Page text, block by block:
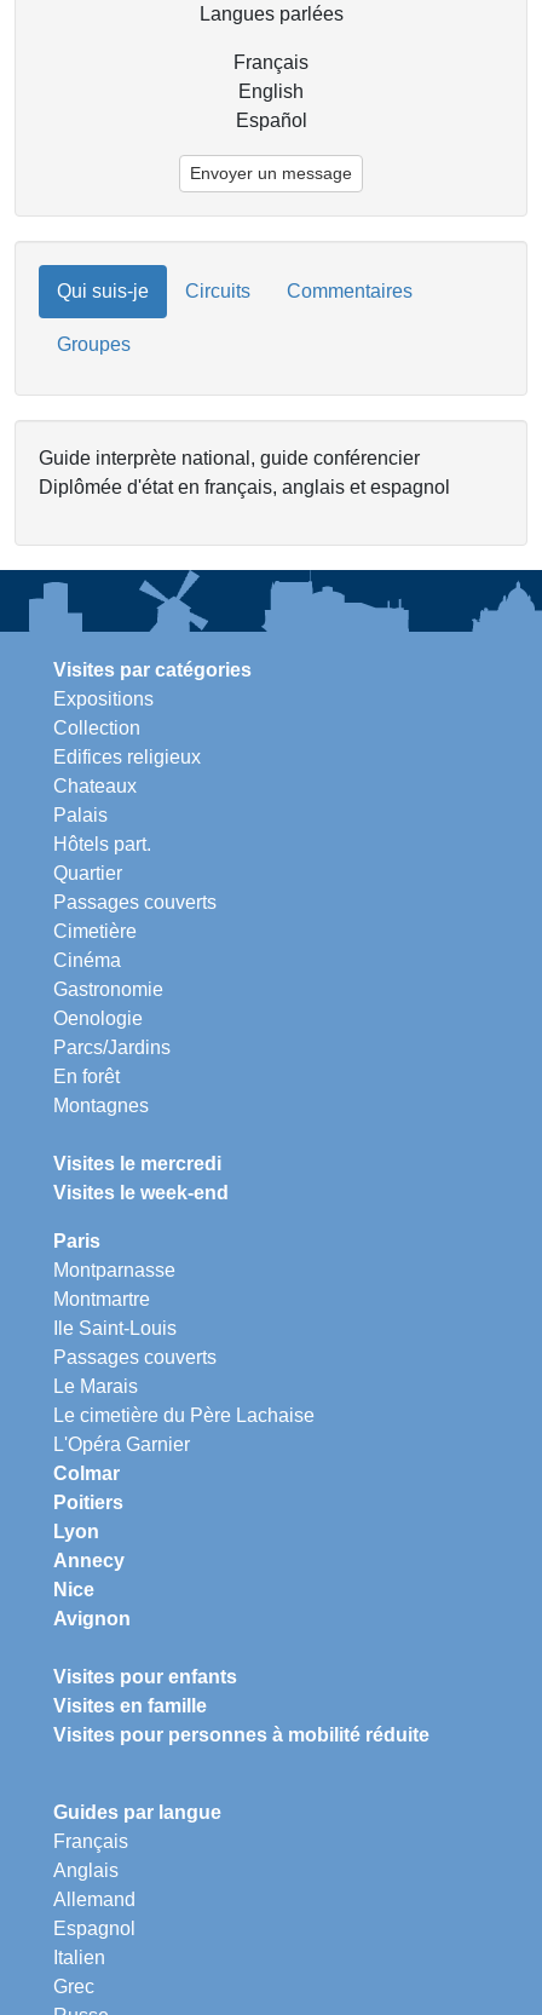
Langues parlées
Français
English
Español
Envoyer un message
Qui suis-je Circuits Commentaires
Groupes
Guide interprète national, guide conférencier
Diplômée d'état en français, anglais et espagnol
Visites par catégories
Expositions
Collection
Edifices religieux
Chateaux
Palais
Hôtels part.
Quartier
Passages couverts
Cimetière
Cinéma
Gastronomie
Oenologie
Parcs/Jardins
En forêt
Montagnes
Visites le mercredi
Visites le week-end
Paris
Montparnasse
Montmartre
Ile Saint-Louis
Passages couverts
Le Marais
Le cimetière du Père Lachaise
L'Opéra Garnier
Colmar
Poitiers
Lyon
Annecy
Nice
Avignon
Visites pour enfants
Visites en famille
Visites pour personnes à mobilité réduite
Guides par langue
Français
Anglais
Allemand
Espagnol
Italien
Grec